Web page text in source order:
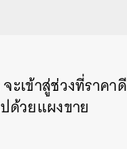
เข้าสู่ช่วงที่ราคาดี
ด้วยแผงขาย